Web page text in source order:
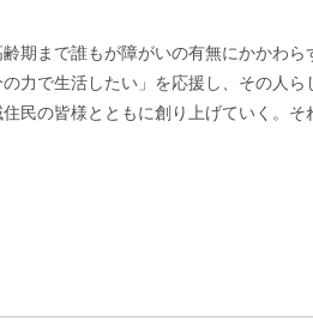
期まで誰もが障がいの有無にかかわら
力で生活したい」を応援し、その人ら
民の皆様とともに創り上げていく。そ